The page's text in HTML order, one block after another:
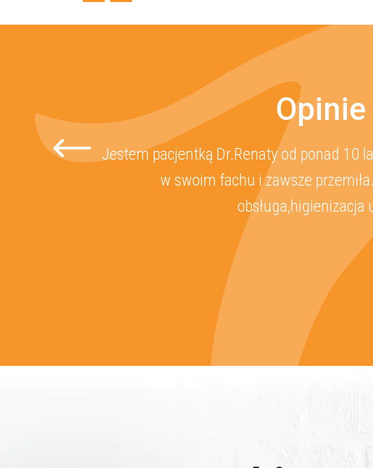
Jestem pacjentką Dr.Renaty od ponad 10
w swoim fachu i zawsze